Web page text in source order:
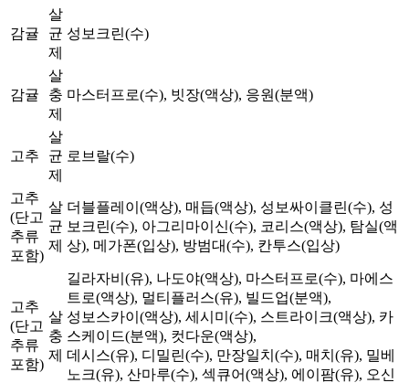
감귤
살
균
제
성보크린(수)
감귤
살
충
제
마스터프로(수), 빗장(액상), 응원(분액)
고추
살
균
제
로브랄(수)
고추
(단고
추류
포함)
살
균
제
더블플레이(액상), 매듭(액상), 성보싸이클린(수), 성
보크린(수), 아그리마이신(수), 코리스(액상), 탐실(액
상), 메가폰(입상), 방범대(수), 칸투스(입상)
고추
(단고
추류
포함)
살
충
제
길라자비(유), 나도야(액상), 마스터프로(수), 마에스
트로(액상), 멀티플러스(유), 빌드업(분액),
성보스카이(액상), 세시미(수), 스트라이크(액상), 카
스케이드(분액), 컷다운(액상),
데시스(유), 디밀린(수), 만장일치(수), 매치(유), 밀베
노크(유), 산마루(수), 섹큐어(액상), 에이팜(유), 오신